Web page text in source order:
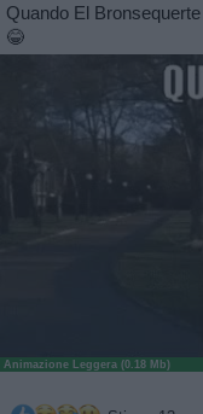
Quando El
😂
Animazione Leggera (0.18 Mb)